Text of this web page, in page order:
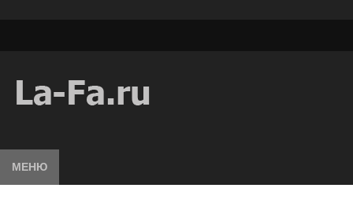
МЕНЮ